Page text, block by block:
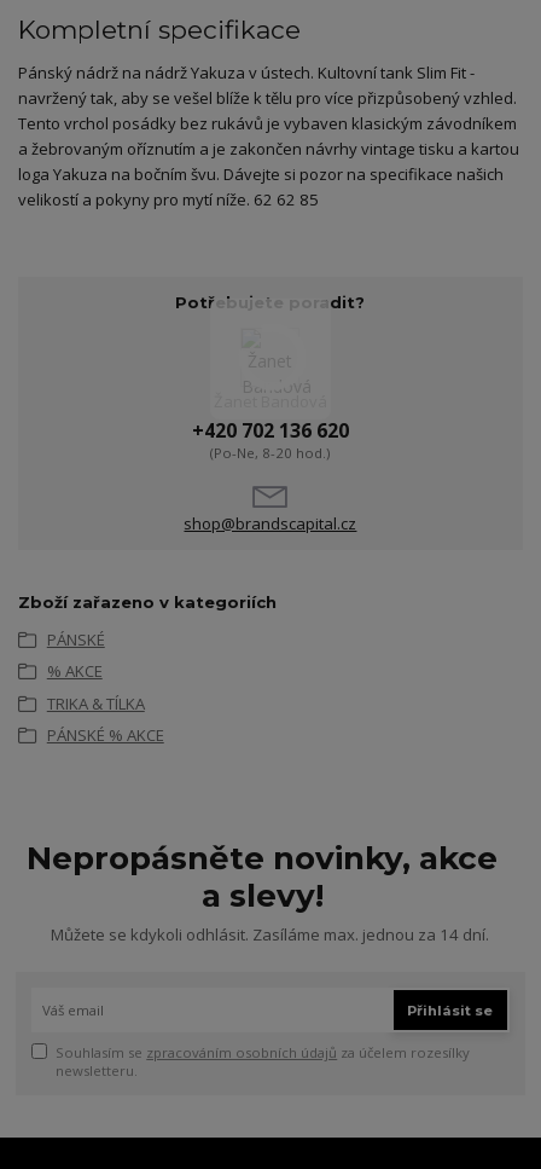
Kompletní specifikace
Pánský nádrž na nádrž Yakuza v ústech. Kultovní tank Slim Fit -
navržený tak, aby se vešel blíže k tělu pro více přizpůsobený vzhled.
Tento vrchol posádky bez rukávů je vybaven klasickým závodníkem
a žebrovaným oříznutím a je zakončen návrhy vintage tisku a kartou
loga Yakuza na bočním švu. Dávejte si pozor na specifikace našich
velikostí a pokyny pro mytí níže. 62 62 85
Potřebujete poradit?
+420 702 136 620
(Po-Ne, 8-20 hod.)
shop@brandscapital.cz
Zboží zařazeno v kategoriích
PÁNSKÉ
% AKCE
TRIKA & TÍLKA
PÁNSKÉ % AKCE
Nepropásněte novinky, akce
a slevy!
Můžete se kdykoli odhlásit. Zasíláme max. jednou za 14 dní.
Přihlásit se
Souhlasím se zpracováním osobních údajů za účelem rozesílky
newsletteru.